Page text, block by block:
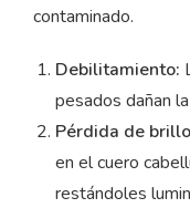
contaminado.
Debilitamiento:
pesados dañan
Pérdida de
en el cuero
restándoles